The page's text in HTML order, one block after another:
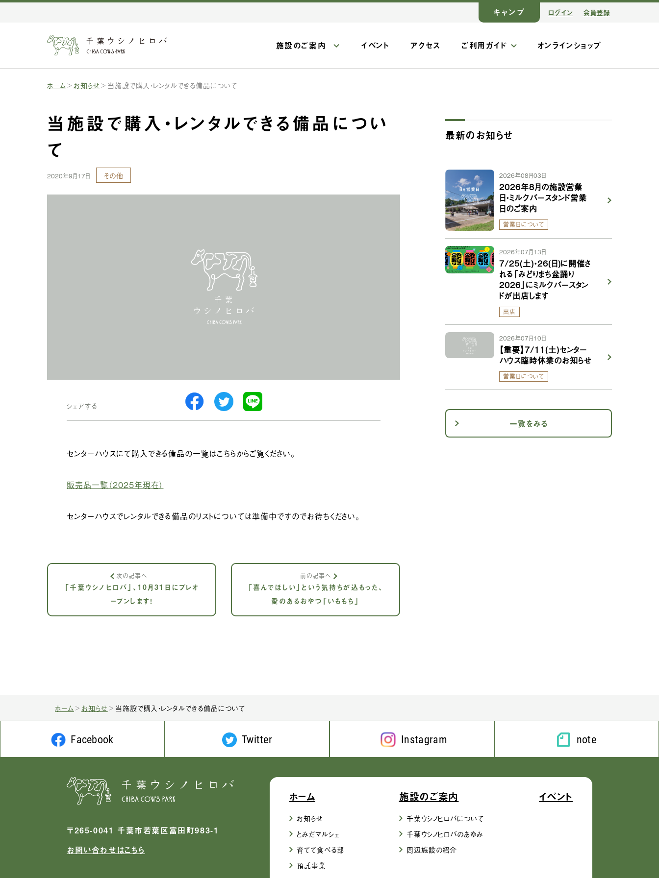
キャンプ ログイン 会員登録
施設のご案内 イベント アクセス ご利用ガイド オンラインショップ
ホーム お知らせ 当施設で購入・レンタルできる備品について
当施設で購入・レンタルできる備品につい
て
2020年9月17日 その他
シェアする
センターハウスにて購入できる備品の一覧はこちらからご覧ください。
販売品一覧（2025年現在）
センターハウスでレンタルできる備品のリストについては準備中ですのでお待ちください。
次の記事へ
「千葉ウシノヒロバ」、10月31日にプレオ
ープンします！
前の記事へ
「喜んでほしい」という気持ちが込もった、
愛のあるおやつ「いももち」
最新のお知らせ
2026年08月03日
2026年8月の施設営業
日・ミルクバースタンド営業
日のご案内
営業日について
2026年07月13日
7/25(土)・26(日)に開催さ
れる「みどりまち盆踊り
2026」にミルクバースタン
ドが出店します
出店
2026年07月10日
【重要】7/11(土)センター
ハウス臨時休業のお知らせ
営業日について
一覧をみる
ホーム お知らせ 当施設で購入・レンタルできる備品について
Facebook Twitter Instagram note
〒265-0041 千葉市若葉区富田町983-1
お問い合わせはこちら
ホーム
お知らせ
とみだマルシェ
育てて食べる部
預託事業
施設のご案内
千葉ウシノヒロバについて
千葉ウシノヒロバのあゆみ
周辺施設の紹介
イベント